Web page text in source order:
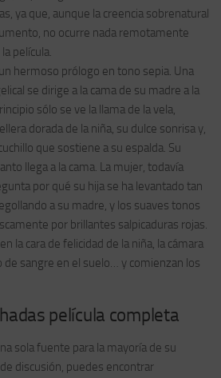
ya que, aunque la creencia sobrenatural
no ocurre nada remotamente
película.
hermoso prólogo en tono sepia. Una
se dirige a la cama de su madre a la
sólo se ve la llama de la vela,
dorada de la niña, su dulce sonrisa y,
que sostiene a su espalda. Su
llega a la cama. La mujer, todavía
por qué su hija se ha levantado tan
a su madre, y los suaves tonos
por brillantes salpicaduras rojas.
la cara de felicidad de la niña, la cámara
de sangre en el suelo… y comienzan los
película completa
sola fuente para la mayoría de su
discusión, puedes encontrar